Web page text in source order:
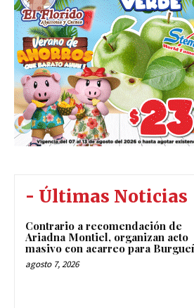
- Últimas Noticias
Contrario a recomendación de
Ariadna Montiel, organizan acto
masivo con acarreo para
agosto 7, 2026